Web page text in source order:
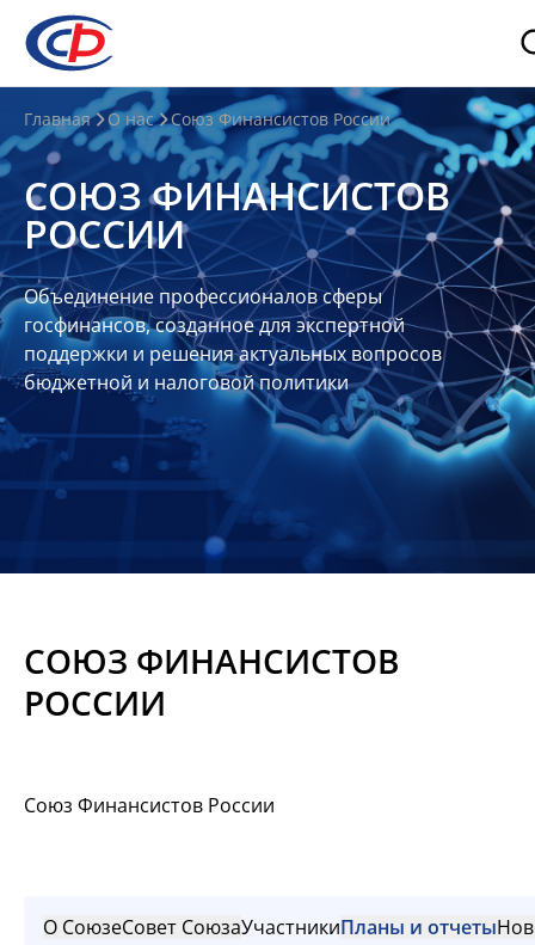
О
нас
О
СФР
Совет
Союза
Участники
Планы
отчеты
Контакты
Материалы
Главная О нас Союз Финансистов России
СОЮЗ ФИНАНСИСТОВ
РОССИИ
Объединение профессионалов сферы
госфинансов, созданное для экспертной
поддержки и решения актуальных вопросов
бюджетной и налоговой политики
СОЮЗ ФИНАНСИСТОВ
РОССИИ
Союз Финансистов России
О СоюзеСовет СоюзаУчастникиПланы и отчеты